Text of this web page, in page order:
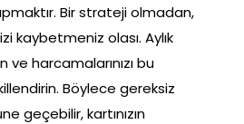
Bir strateji olmadan,
kaybetmeniz olası. Aylık
harcamalarınızı bu
Böylece gereksiz
geçebilir, kartınızın